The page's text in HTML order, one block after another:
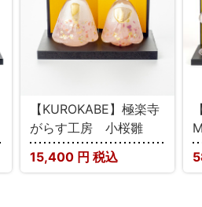
【KUROKABE】極楽寺
がらす工房 小桜雛
15,400 円 税込